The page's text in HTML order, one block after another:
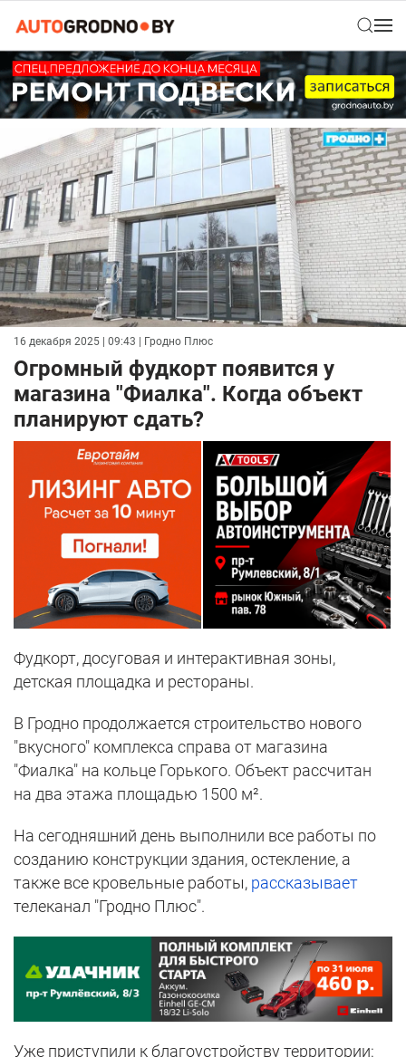
16 декабря 2025 | 09:43 | Гродно Плюс
Огромный фудкорт появится у
магазина "Фиалка". Когда объект
планируют сдать?
Фудкорт, досуговая и интерактивная зоны,
детская площадка и рестораны.
В Гродно продолжается строительство нового
"вкусного" комплекса справа от магазина
"Фиалка" на кольце Горького. Объект рассчитан
на два этажа площадью 1500 м².
На сегодняшний день выполнили все работы по
созданию конструкции здания, остекление, а
также все кровельные работы, рассказывает
телеканал "Гродно Плюс".
Уже приступили к благоустройству территории: